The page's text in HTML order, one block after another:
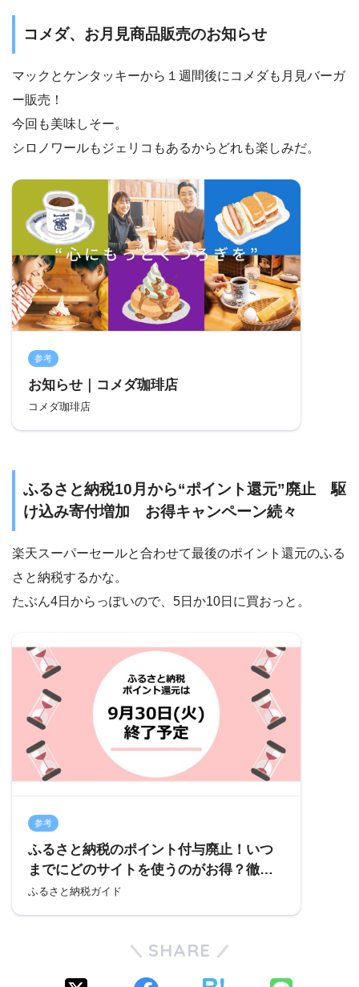
コメダ、お月見商品販売のお知らせ
マックとケンタッキーから１週間後にコメダも月見バーガ
ー販売！
今回も美味しそー。
シロノワールもジェリコもあるからどれも楽しみだ。
参考
お知らせ｜コメダ珈琲店
コメダ珈琲店
ふるさと納税10月から“ポイント還元”廃止 駆
け込み寄付増加 お得キャンペーン続々
楽天スーパーセールと合わせて最後のポイント還元のふる
さと納税するかな。
たぶん4日からっぽいので、5日か10日に買おっと。
参考
ふるさと納税のポイント付与廃止！いつ
までにどのサイトを使うのがお得？徹底
解説 | ふるさと納税ガイド
ふるさと納税ガイド
SHARE